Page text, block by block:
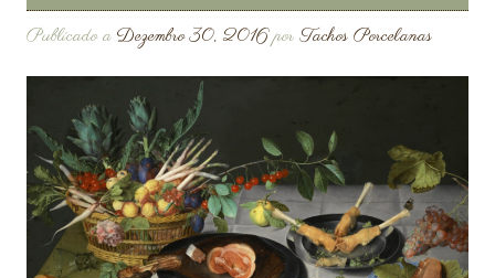
Publicado a Dezembro 30, 2016por Tachos Porcelanas